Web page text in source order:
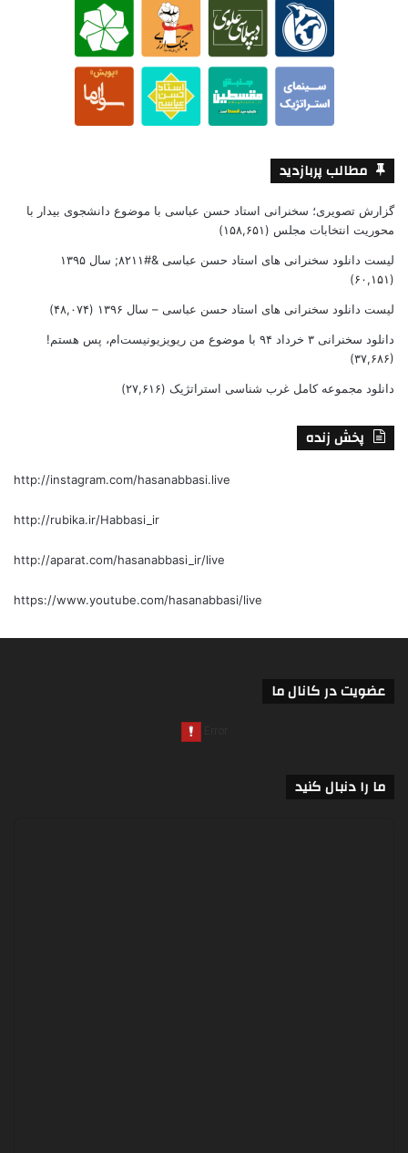
مطالب پربازدید
گزارش تصویری؛ سخنرانی استاد حسن عباسی با موضوع دانشجوی بیدار با
محوریت انتخابات مجلس (۱۵۸,۶۵۱)
لیست دانلود سخنرانی های استاد حسن عباسی &#۸۲۱۱; سال ۱۳۹۵
(۶۰,۱۵۱)
لیست دانلود سخنرانی های استاد حسن عباسی – سال ۱۳۹۶ (۴۸,۰۷۴)
دانلود سخنرانی ۳ خرداد ۹۴ با موضوع من ریویزیونیست‌ام، پس هستم!
(۳۷,۶۸۶)
دانلود مجموعه کامل غرب شناسی استراتژیک (۲۷,۶۱۶)
پخش زنده
http://instagram.com/hasanabbasi.live
http://rubika.ir/Habbasi_ir
http://aparat.com/hasanabbasi_ir/live
https://www.youtube.com/hasanabbasi/live
عضویت در کانال ما
ما را دنبال کنید